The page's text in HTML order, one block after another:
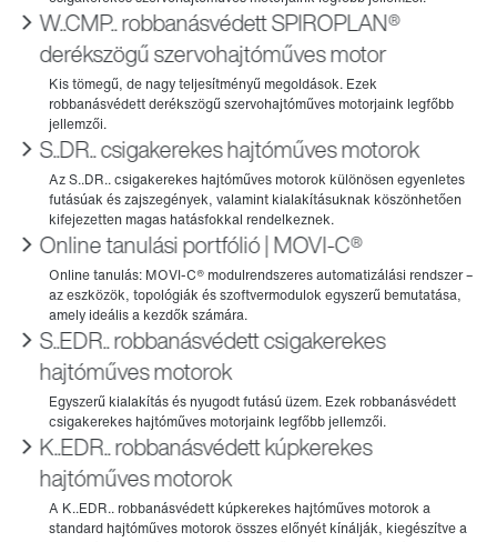
W..CMP.. robbanásvédett SPIROPLAN®
derékszögű szervohajtóműves motor
S..DR.. csigakerekes hajtóműves motorok
Online tanulási portfólió | MOVI‑C®
S..EDR.. robbanásvédett csigakerekes
hajtóműves motorok
K..EDR.. robbanásvédett kúpkerekes
hajtóműves motorok